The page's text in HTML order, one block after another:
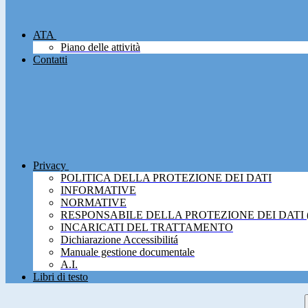
ATA
Piano delle attività
Contatti
Privacy
POLITICA DELLA PROTEZIONE DEI DATI
INFORMATIVE
NORMATIVE
RESPONSABILE DELLA PROTEZIONE DEI DATI
INCARICATI DEL TRATTAMENTO
Dichiarazione Accessibilitá
Manuale gestione documentale
A.I.
Libri di testo